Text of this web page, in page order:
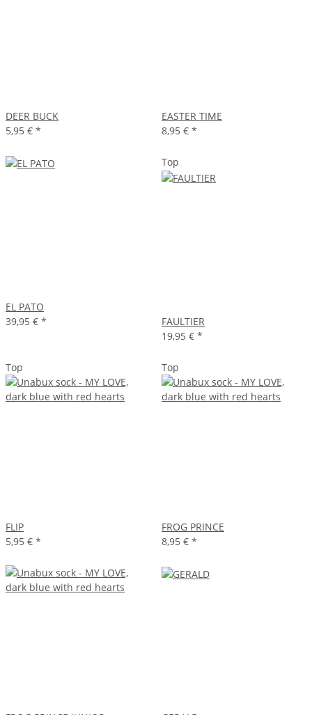
DEER BUCK
5,95 € *
EASTER TIME
8,95 € *
EL PATO
39,95 € *
Top
FAULTIER
19,95 € *
Top
FLIP
5,95 € *
Top
FROG PRINCE
8,95 € *